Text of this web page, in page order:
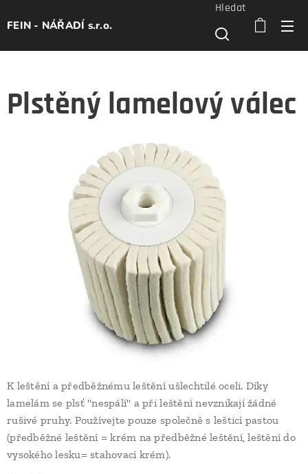
FEIN - NÁŘADÍ s.r.o.
Hledat
Plstěný lamelový válec
K leštění a předběžnému leštění ušlechtilé oceli. Díky
lamelám se plsť "nespálí" a při leštění nevznikají žádné
rušivé pruhy. Používejte pouze společně s lešticí pastou
(předběžné leštění = krém na předběžné leštění, leštění do
vysokého lesku= stahovací krém).